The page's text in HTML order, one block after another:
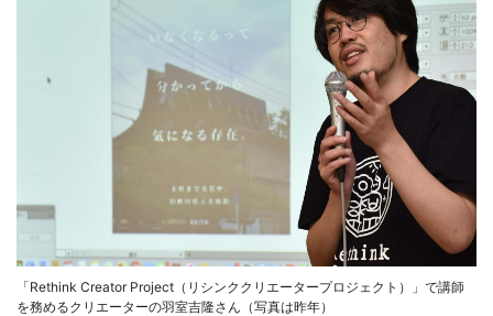
「Rethink Creator Project（リシンククリエータープロジェクト）」で講師
を務めるクリエーターの羽室吉隆さん（写真は昨年）